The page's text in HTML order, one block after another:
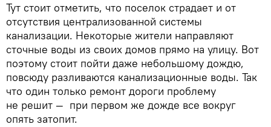
Тут стоит отметить, что поселок страдает и от
отсутствия централизованной системы
канализации. Некоторые жители направляют
сточные воды из своих домов прямо на улицу. Вот
поэтому стоит пойти даже небольшому дождю,
повсюду разливаются канализационные воды. Так
что один только ремонт дороги проблему
не решит — при первом же дожде все вокруг
опять затопит.